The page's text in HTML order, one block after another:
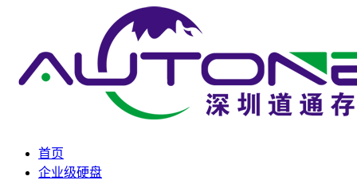
首页
企业级硬盘